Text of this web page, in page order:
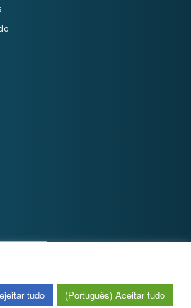
tudo (Português) Aceitar tudo